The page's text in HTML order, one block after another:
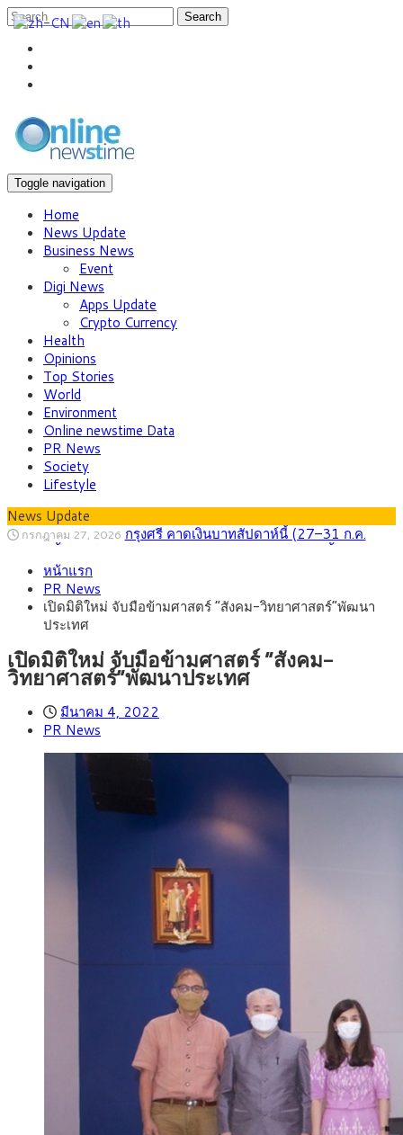
Search
Toggle navigation
Home
News Update
Business News
Event
Digi News
Apps Update
Crypto Currency
Health
Opinions
Top Stories
World
Environment
Online newstime Data
PR News
Society
Lifestyle
News Update
กรกฎาคม 27, 2026 กรุงศรี คาดเงินบาทสัปดาห์นี้ (27–31 ก.ค.
หน้ารถไฟฟ้าสงขลา โมโนเรล 12.54 กม. เชื่อมเมืองหาดใหญ่
สิงหาคม 4, 2026
รายหัวเพียง 2,618 บาท เสนอทบทวนจัดสรรงบให้สอดคล้องภาระ
งานจริง
สิงหาคม 3, 2026
33.00-33.60 ติดตามข้อมูลจ้างงานสหรัฐฯ
สิงหาคม 1, 2026 “เอกนิติ” เปิดเครื่องยนต์เศรษฐกิจใหม่ของไทย
เดินหน้า 5 ยุทธศาสตร์ รื้อโครงสร้างเศรษฐกิจ ดันไทยโตเต็ม
ศักยภาพ
กรกฎาคม 27, 2026
ติดลายการ์ตูน กรมศุลกากร เตือนผู้ปกครองเฝ้าระวัง หลังยึดล็อต
ใหญ่จากเยอรมนี
หน้าแรก
PR News
เปิดมิติใหม่ จับมือข้ามศาสตร์ “สังคม-วิทยาศาสตร์”พัฒนา
ประเทศ
เปิดมิติใหม่ จับมือข้ามศาสตร์ “สังคม-
วิทยาศาสตร์”พัฒนาประเทศ
มีนาคม 4, 2022
PR News